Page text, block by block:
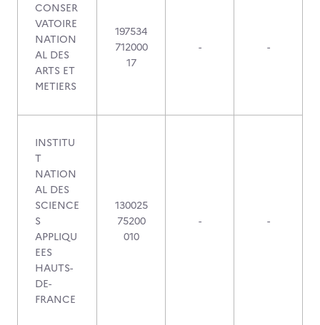
CONSER
VATOIRE
NATION
AL DES
ARTS ET
METIERS
197534
712000
17
- -
INSTITU
T
NATION
AL DES
SCIENCE
S
APPLIQU
EES
HAUTS-
DE-
FRANCE
130025
75200
010
- -